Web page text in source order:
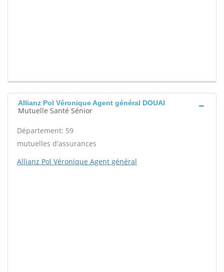
Allianz Pol Véronique Agent général DOUAI
Mutuelle Santé Sénior
Département: 59
mutuelles d'assurances
Allianz Pol Véronique Agent général